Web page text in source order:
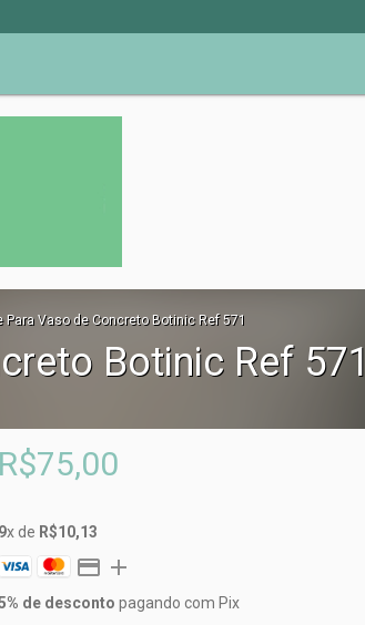
Para Vaso de Concreto Botinic Ref 571
Botinic Ref 571
R$75,00
9x de R$10,13
de desconto pagando com Pix